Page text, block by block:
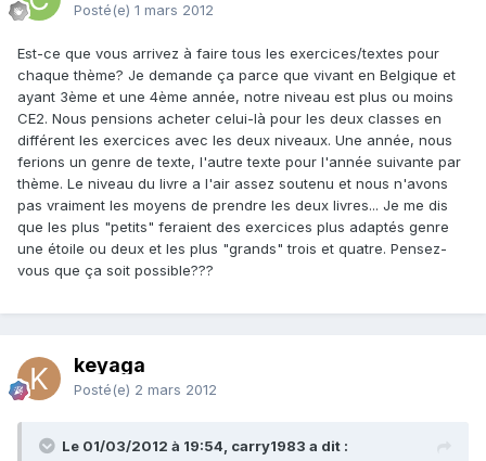
Posté(e) 1 mars 2012
Est-ce que vous arrivez à faire tous les exercices/textes pour
chaque thème? Je demande ça parce que vivant en Belgique et
ayant 3ème et une 4ème année, notre niveau est plus ou moins
CE2. Nous pensions acheter celui-là pour les deux classes en
différent les exercices avec les deux niveaux. Une année, nous
ferions un genre de texte, l'autre texte pour l'année suivante par
thème. Le niveau du livre a l'air assez soutenu et nous n'avons
pas vraiment les moyens de prendre les deux livres... Je me dis
que les plus "petits" feraient des exercices plus adaptés genre
une étoile ou deux et les plus "grands" trois et quatre. Pensez-
vous que ça soit possible???
keyaga
Posté(e) 2 mars 2012
Le 01/03/2012 à 19:54, carry1983 a dit :